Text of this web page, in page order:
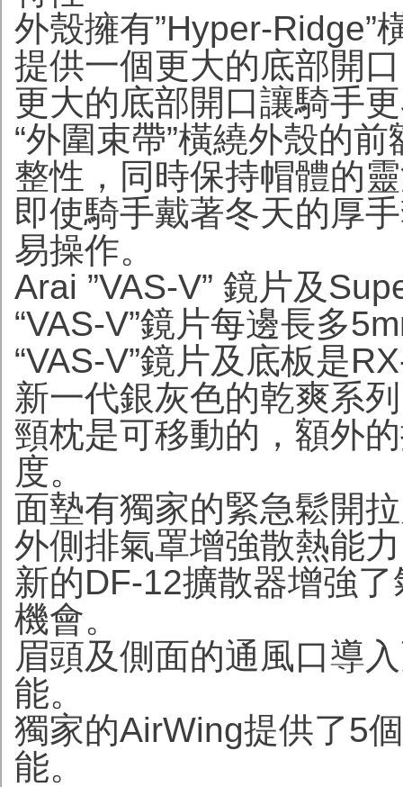
外殼擁有”Hyper-Ridge”
提供一個更大的底部開
更大的底部開口讓騎手
“外圍束帶”橫繞外殼的
整性，同時保持帽體的
即使騎手戴著冬天的厚
易操作。
Arai ”VAS-V” 鏡片及
“VAS-V”鏡片每邊長多
“VAS-V”鏡片及底板是
新一代銀灰色的乾爽系
頸枕是可移動的，額外
度。
面墊有獨家的緊急鬆開
外側排氣罩增強散熱能
新的DF-12擴散器增強
機會。
眉頭及側面的通風口導
能。
獨家的AirWing提供了5
能。